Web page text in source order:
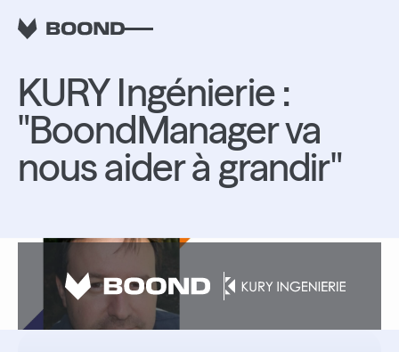
RETOUR
KURY Ingénierie :
"BoondManager va
nous aider à grandir"